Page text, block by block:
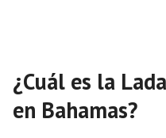
¿Cuál es la
en Bahamas?